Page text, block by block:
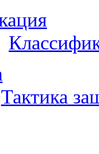
Тактика